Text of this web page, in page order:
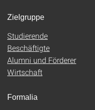
Zielgruppe
Studierende
Beschäftigte
Alumni und Förderer
Wirtschaft
Formalia